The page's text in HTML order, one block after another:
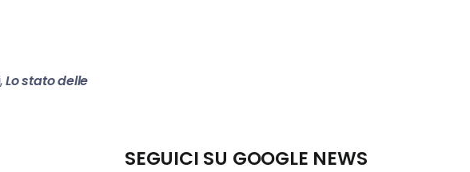
,Lostato delle
SEGUICI SU GOOGLE NEWS